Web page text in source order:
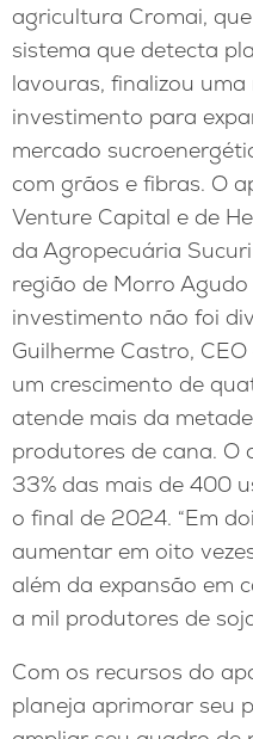
agricultura Cromai,
sistema que detecta
lavouras, finalizou
investimento para
mercado
com grãos e fibras. O
Venture Capital e de
da Agropecuária
região de Morro Agudo
investimento não foi
Guilherme Castro,
um crescimento de
atende mais da
produtores de cana. O
33% das mais de 400
o final de 2024. “Em
aumentar em oito
além da expansão em
a mil produtores de
Com os recursos do
planeja aprimorar seu